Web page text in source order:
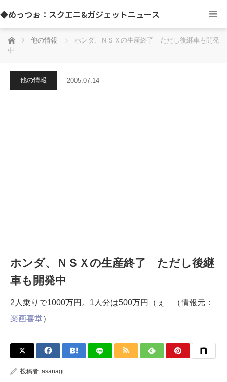
◆めっつぉ：スクエニ&ガジェットニュース
ホーム 他の情報
ホンダ、ＮＳＸの生産終了 ただし後継車も開発
中
他の情報 2005.07.14
ホンダ、ＮＳＸの生産終了 ただし後継
車も開発中
2人乗りで1000万円。1人分は500万円（ぇ （情報元：
楽画喜堂）
投稿者: asanagi